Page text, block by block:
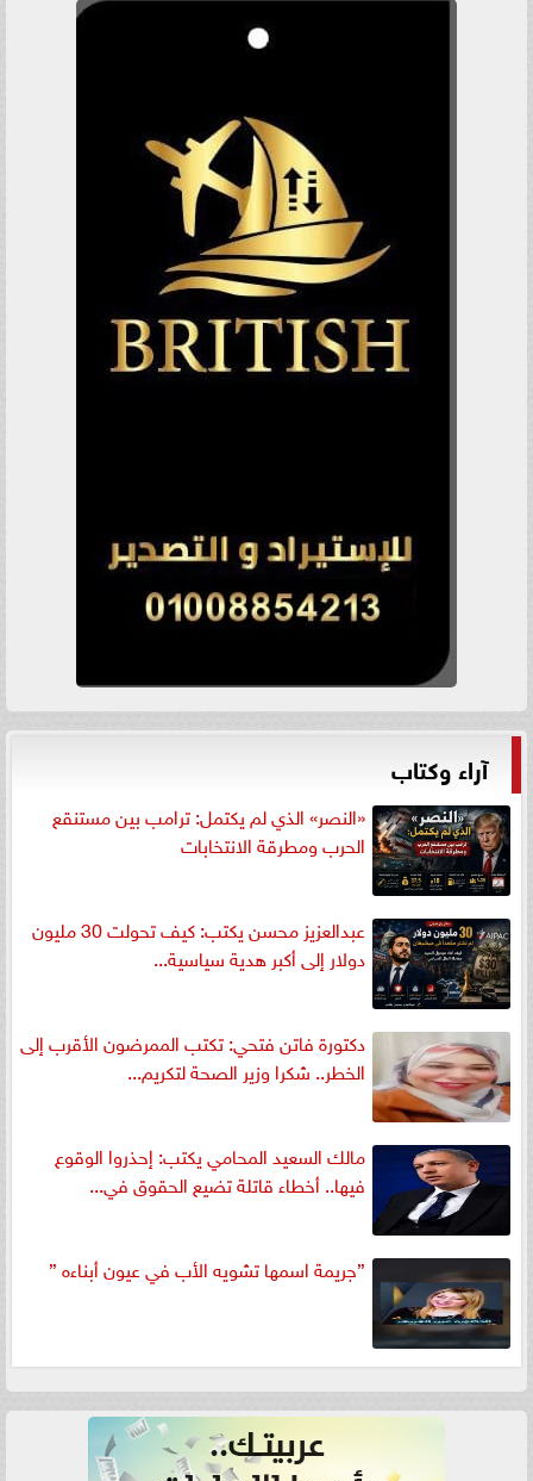
آراء وكتاب
«النصر» الذي لم يكتمل: ترامب بين مستنقع
الحرب ومطرقة الانتخابات
عبدالعزيز محسن يكتب: كيف تحولت 30 مليون
دولار إلى أكبر هدية سياسية...
دكتورة فاتن فتحي: تكتب الممرضون الأقرب إلى
الخطر.. شكرا وزير الصحة لتكريم...
مالك السعيد المحامي يكتب: إحذروا الوقوع
فيها.. أخطاء قاتلة تضيع الحقوق في...
”جريمة اسمها تشويه الأب في عيون أبناءه ”